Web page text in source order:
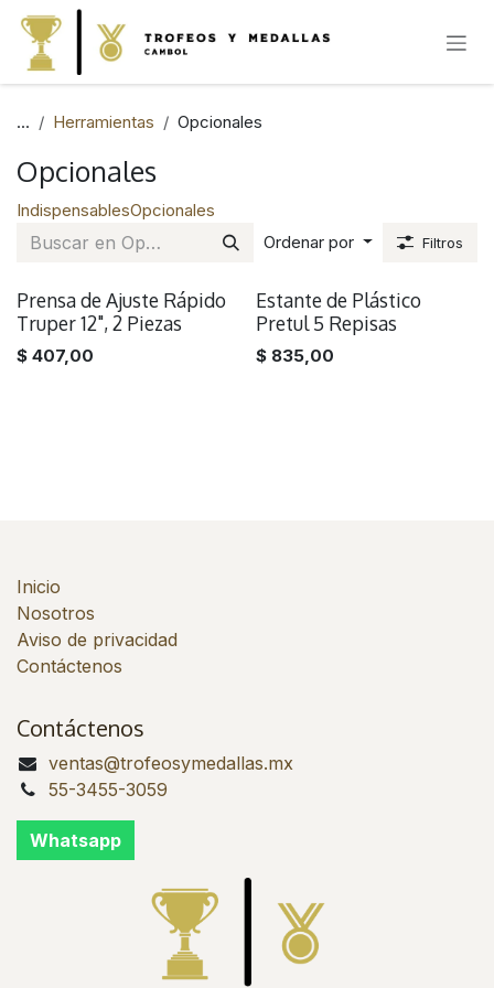
IR AL CONTENIDO
... Herramientas Opcionales
Opcionales
IndispensablesOpcionales
Ordenar por
Filtros
Prensa de Ajuste Rápido
Truper 12", 2 Piezas
$ 407,00
Estante de Plástico
Pretul 5 Repisas
$ 835,00
Inicio
Nosotros
Aviso de privacidad
Contáctenos
Contáctenos
ventas@trofeosymedallas.mx
55-3455-3059
Whatsapp